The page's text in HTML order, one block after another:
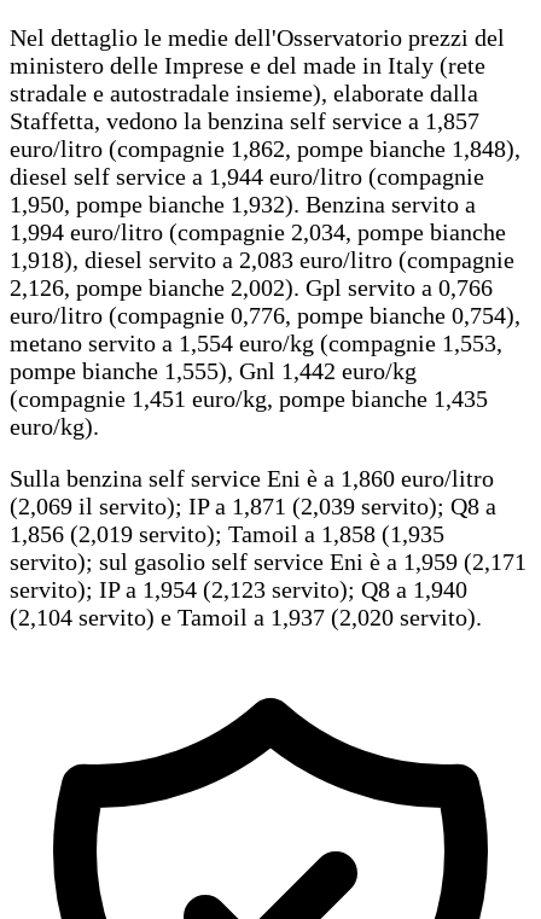
Nel dettaglio le medie dell'Osservatorio prezzi del
ministero delle Imprese e del made in Italy (rete
stradale e autostradale insieme), elaborate dalla
Staffetta, vedono la benzina self service a 1,857
euro/litro (compagnie 1,862, pompe bianche 1,848),
diesel self service a 1,944 euro/litro (compagnie
1,950, pompe bianche 1,932). Benzina servito a
1,994 euro/litro (compagnie 2,034, pompe bianche
1,918), diesel servito a 2,083 euro/litro (compagnie
2,126, pompe bianche 2,002). Gpl servito a 0,766
euro/litro (compagnie 0,776, pompe bianche 0,754),
metano servito a 1,554 euro/kg (compagnie 1,553,
pompe bianche 1,555), Gnl 1,442 euro/kg
(compagnie 1,451 euro/kg, pompe bianche 1,435
euro/kg).
Sulla benzina self service Eni è a 1,860 euro/litro
(2,069 il servito); IP a 1,871 (2,039 servito); Q8 a
1,856 (2,019 servito); Tamoil a 1,858 (1,935
servito); sul gasolio self service Eni è a 1,959 (2,171
servito); IP a 1,954 (2,123 servito); Q8 a 1,940
(2,104 servito) e Tamoil a 1,937 (2,020 servito).